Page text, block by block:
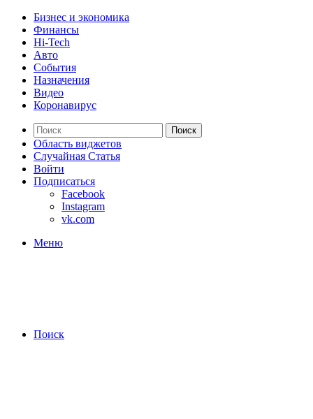
Бизнес и экономика
Финансы
Hi-Tech
Авто
События
Назначения
Видео
Коронавирус
Поиск
Область виджетов
Случайная Статья
Войти
Подписаться
Facebook
Instagram
vk.com
Меню
Поиск